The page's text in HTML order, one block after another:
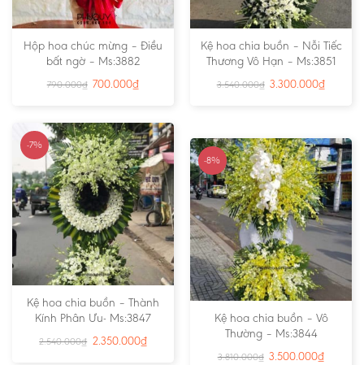
Hộp hoa chúc mừng – Điều
bất ngờ – Ms:3882
790.000₫ 700.000₫
Kệ hoa chia buồn – Nỗi Tiếc
Thương Vô Hạn – Ms:3851
3.540.000₫ 3.300.000₫
-7%
Kệ hoa chia buồn – Thành
Kính Phân Ưu- Ms:3847
2.540.000₫ 2.350.000₫
-8%
Kệ hoa chia buồn – Vô
Thường – Ms:3844
3.810.000₫ 3.500.000₫